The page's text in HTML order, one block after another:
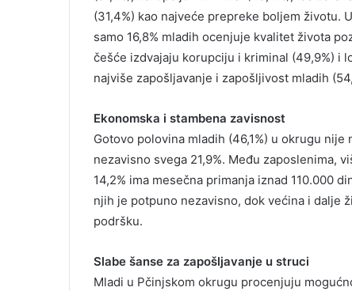
(31,4%) kao najveće prepreke boljem životu.
samo 16,8% mladih ocenjuje kvalitet života
češće izdvajaju korupciju i kriminal (49,9%) i
najviše zapošljavanje i zapošljivost mladih
Ekonomska i stambena zavisnost
Gotovo polovina mladih (46,1%) u okrugu
nezavisno svega 21,9%. Među zaposlenima,
14,2% ima mesečna primanja iznad 110.000
njih je potpuno nezavisno, dok većina i dalje
podršku.
Slabe šanse za zapošljavanje u struci
Mladi u Pčinjskom okrugu procenjuju